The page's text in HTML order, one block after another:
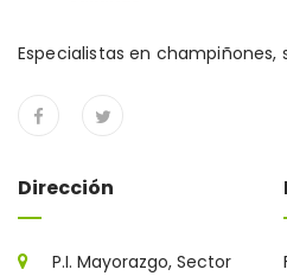
Especialistas en
Dirección
P.I. Mayorazgo, Sector